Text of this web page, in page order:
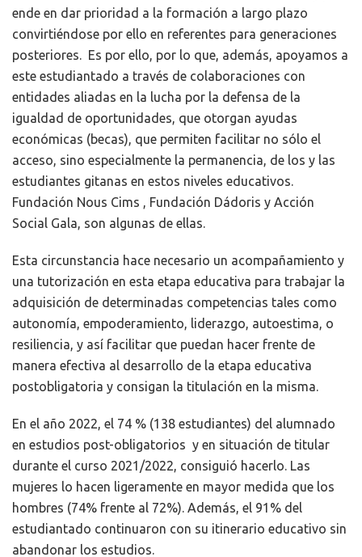
ende en dar prioridad a la formación a largo plazo
convirtiéndose por ello en referentes para generaciones
posteriores. Es por ello, por lo que, además, apoyamos a
este estudiantado a través de colaboraciones con
entidades aliadas en la lucha por la defensa de la
igualdad de oportunidades, que otorgan ayudas
económicas (becas), que permiten facilitar no sólo el
acceso, sino especialmente la permanencia, de los y las
estudiantes gitanas en estos niveles educativos.
Fundación Nous Cims , Fundación Dádoris y Acción
Social Gala, son algunas de ellas.
Esta circunstancia hace necesario un acompañamiento y
una tutorización en esta etapa educativa para trabajar la
adquisición de determinadas competencias tales como
autonomía, empoderamiento, liderazgo, autoestima, o
resiliencia, y así facilitar que puedan hacer frente de
manera efectiva al desarrollo de la etapa educativa
postobligatoria y consigan la titulación en la misma.
En el año 2022, el 74 % (138 estudiantes) del alumnado
en estudios post-obligatorios y en situación de titular
durante el curso 2021/2022, consiguió hacerlo. Las
mujeres lo hacen ligeramente en mayor medida que los
hombres (74% frente al 72%). Además, el 91% del
estudiantado continuaron con su itinerario educativo sin
abandonar los estudios.